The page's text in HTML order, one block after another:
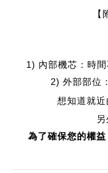
1) 內部機芯：時
2) 外部部位
想知道就
為了確保您的權